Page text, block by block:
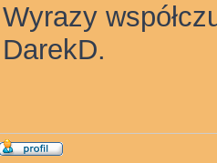
Wyrazy
DarekD.